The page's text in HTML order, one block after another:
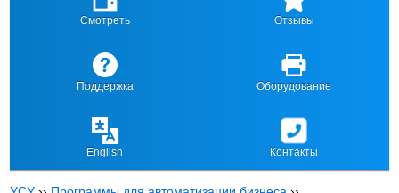
Смотреть Отзывы
Поддержка Оборудование
English Контакты